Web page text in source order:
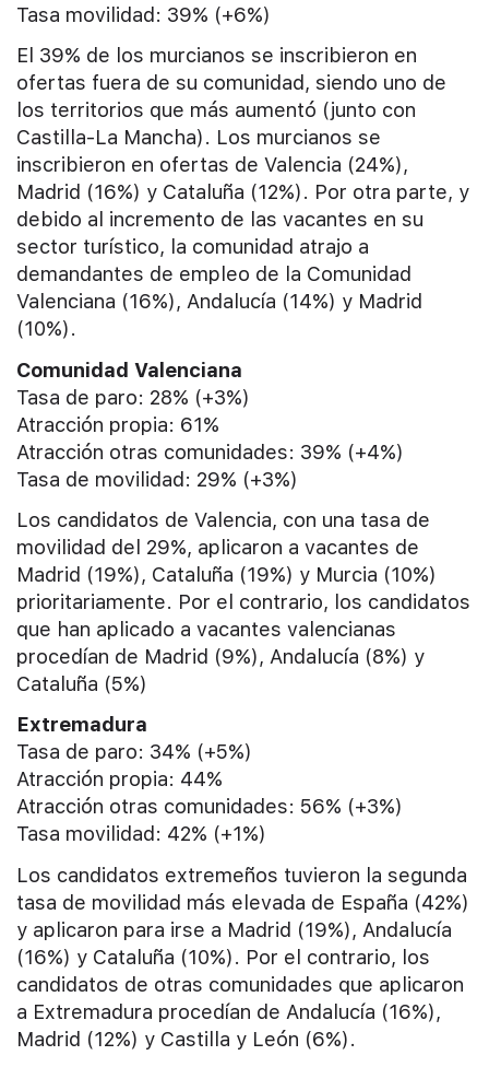
Tasa movilidad: 39% (+6%)
El 39% de los murcianos se inscribieron en
ofertas fuera de su comunidad, siendo uno de
los territorios que más aumentó (junto con
Castilla-La Mancha). Los murcianos se
inscribieron en ofertas de Valencia (24%),
Madrid (16%) y Cataluña (12%). Por otra parte, y
debido al incremento de las vacantes en su
sector turístico, la comunidad atrajo a
demandantes de empleo de la Comunidad
Valenciana (16%), Andalucía (14%) y Madrid
(10%).
Comunidad Valenciana
Tasa de paro: 28% (+3%)
Atracción propia: 61%
Atracción otras comunidades: 39% (+4%)
Tasa de movilidad: 29% (+3%)
Los candidatos de Valencia, con una tasa de
movilidad del 29%, aplicaron a vacantes de
Madrid (19%), Cataluña (19%) y Murcia (10%)
prioritariamente. Por el contrario, los candidatos
que han aplicado a vacantes valencianas
procedían de Madrid (9%), Andalucía (8%) y
Cataluña (5%)
Extremadura
Tasa de paro: 34% (+5%)
Atracción propia: 44%
Atracción otras comunidades: 56% (+3%)
Tasa movilidad: 42% (+1%)
Los candidatos extremeños tuvieron la segunda
tasa de movilidad más elevada de España (42%)
y aplicaron para irse a Madrid (19%), Andalucía
(16%) y Cataluña (10%). Por el contrario, los
candidatos de otras comunidades que aplicaron
a Extremadura procedían de Andalucía (16%),
Madrid (12%) y Castilla y León (6%).